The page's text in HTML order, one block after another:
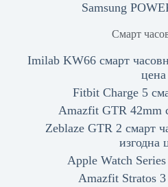
Samsung
Смарт
Imilab KW66 смарт
цена
Fitbit Charge 5
Amazfit GTR 42mm
Zeblaze GTR 2 смарт
изгодна
Apple Watch
Amazfit Stratos